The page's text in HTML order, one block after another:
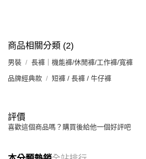
商品相關分類 (2)
男裝 長褲｜機能褲/休閒褲/工作褲/寬褲
品牌經典款 短褲 / 長褲 / 牛仔褲
評價
喜歡這個商品嗎？購買後給他一個好評吧